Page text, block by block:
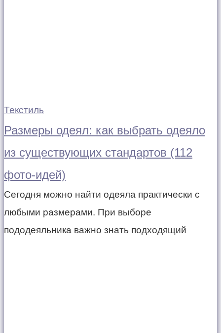
Текстиль
Размеры одеял: как выбрать одеяло
из существующих стандартов (112
фото-идей)
Сегодня можно найти одеяла практически с
любыми размерами. При выборе
пододеяльника важно знать подходящий